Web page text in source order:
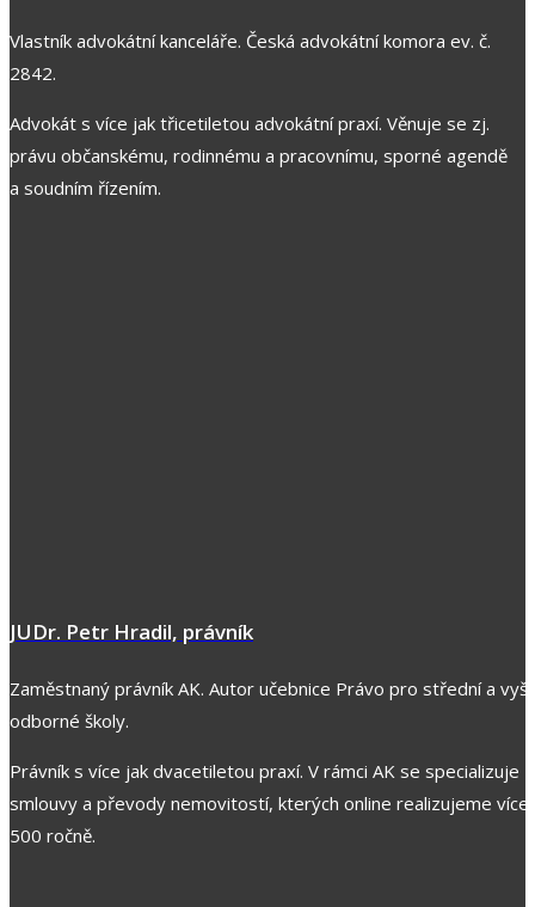
Vlastník advokátní kanceláře. Česká advokátní komora ev. č.
2842.
Advokát s více jak třicetiletou advokátní praxí. Věnuje se zj.
právu občanskému, rodinnému a pracovnímu, sporné agendě
a soudním řízením.
JUDr. Petr Hradil, právník
Zaměstnaný právník AK. Autor učebnice Právo pro střední a
odborné školy.
Právník s více jak dvacetiletou praxí. V rámci AK se specializuje
smlouvy a převody nemovitostí, kterých online realizujeme více
500 ročně.